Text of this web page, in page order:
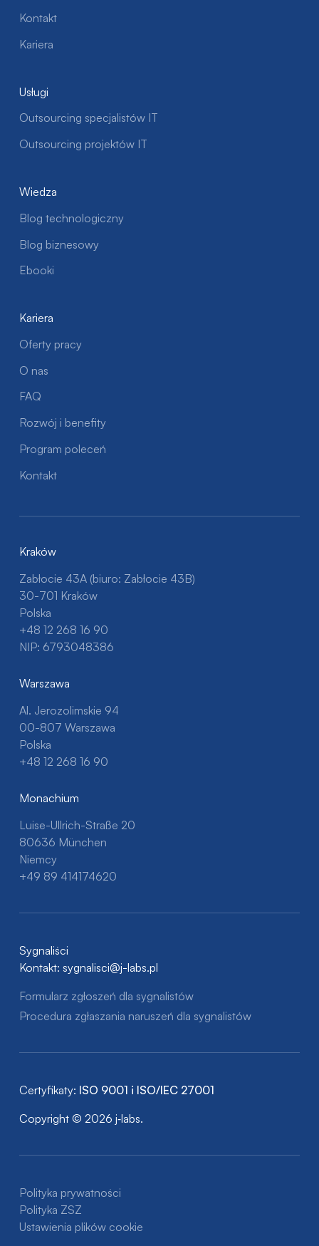
Kontakt
Kariera
Usługi
Outsourcing specjalistów IT
Outsourcing projektów IT
Wiedza
Blog technologiczny
Blog biznesowy
Ebooki
Kariera
Oferty pracy
O nas
FAQ
Rozwój i benefity
Program poleceń
Kontakt
Kraków
Zabłocie 43A (biuro: Zabłocie 43B)
30-701 Kraków
Polska
+48 12 268 16 90
NIP: 6793048386
Warszawa
Al. Jerozolimskie 94
00-807 Warszawa
Polska
+48 12 268 16 90
Monachium
Luise-Ullrich-Straße 20
80636 München
Niemcy
+49 89 414174620
Sygnaliści
Kontakt: sygnalisci@j-labs.pl
Formularz zgłoszeń dla sygnalistów
Procedura zgłaszania naruszeń dla sygnalistów
Certyfikaty: ISO 9001 i ISO/IEC 27001
Copyright © 2026 j‑labs.
Polityka prywatności
Polityka ZSZ
Ustawienia plików cookie